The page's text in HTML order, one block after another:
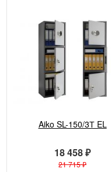
Aiko SL-150/3Т EL
18 458 ₽
21 715 ₽